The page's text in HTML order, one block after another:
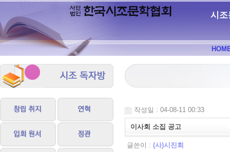
시조
작성일 : 04-08-11 00:33
이사회 소집 공고
글쓴이 : (사)시진회